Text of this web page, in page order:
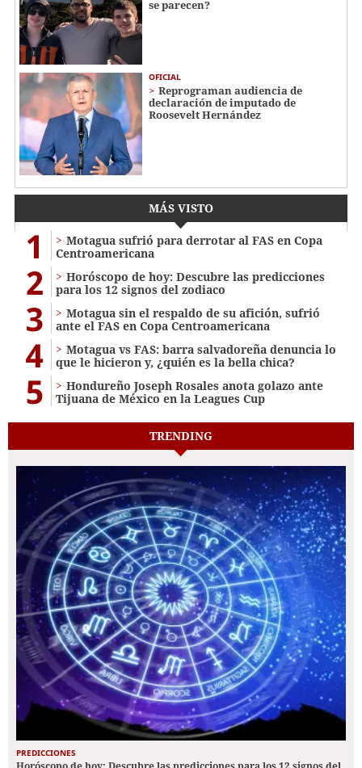
se parecen?
OFICIAL
Reprograman audiencia de
declaración de imputado de
Roosevelt Hernández
MÁS VISTO
1
Motagua sufrió para derrotar al FAS en Copa
Centroamericana
2
Horóscopo de hoy: Descubre las predicciones
para los 12 signos del zodiaco
3
Motagua sin el respaldo de su afición, sufrió
ante el FAS en Copa Centroamericana
4
Motagua vs FAS: barra salvadoreña denuncia lo
que le hicieron y, ¿quién es la bella chica?
5
Hondureño Joseph Rosales anota golazo ante
Tijuana de México en la Leagues Cup
TRENDING
PREDICCIONES